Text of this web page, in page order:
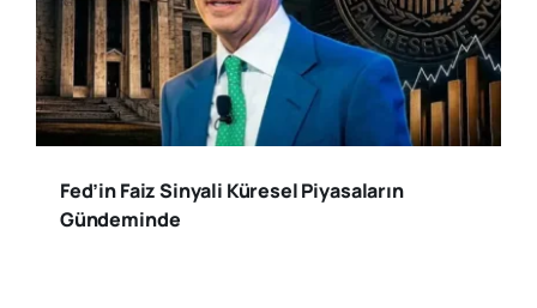
Fed’in Faiz Sinyali Küresel Piyasaların
Gündeminde